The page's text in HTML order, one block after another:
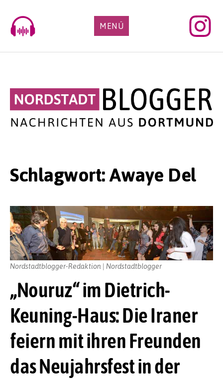
content
MENÜ
Schlagwort:Awaye Del
„Nouruz“ im Dietrich-
Keuning-Haus: Die Iraner
feiern mit ihren Freunden
das Neujahrsfest in der
Nordstadtblogger-Redaktion | Nordstadtblogger